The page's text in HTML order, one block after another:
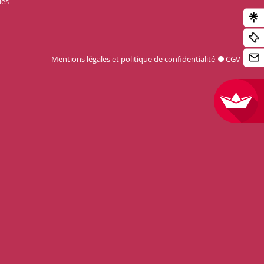
Mentions légales et politique de confidentialité CGV